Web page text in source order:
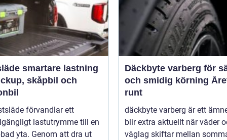
lastning
skåpbil och
förvandlar ett
lastutrymme till en
yta. Genom att dra ut
Däckbyte varberg för
och smidig körning
runt
däckbyte varberg är ett
blir extra aktuellt när väder
väglag skiftar mellan